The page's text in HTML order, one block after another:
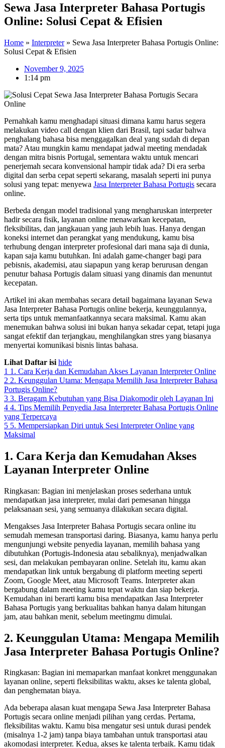
Sewa Jasa Interpreter Bahasa Portugis
Online: Solusi Cepat & Efisien
Home » Interpreter » Sewa Jasa Interpreter Bahasa Portugis Online:
Solusi Cepat & Efisien
November 9, 2025
1:14 pm
Pernahkah kamu menghadapi situasi dimana kamu harus segera
melakukan video call dengan klien dari Brasil, tapi sadar bahwa
penghalang bahasa bisa menggagalkan deal yang sudah di depan
mata? Atau mungkin kamu mendapat jadwal meeting mendadak
dengan mitra bisnis Portugal, sementara waktu untuk mencari
penerjemah secara konvensional hampir tidak ada? Di era serba
digital dan serba cepat seperti sekarang, masalah seperti ini punya
solusi yang tepat: menyewa Jasa Interpreter Bahasa Portugis secara
online.
Berbeda dengan model tradisional yang mengharuskan interpreter
hadir secara fisik, layanan online menawarkan kecepatan,
fleksibilitas, dan jangkauan yang jauh lebih luas. Hanya dengan
koneksi internet dan perangkat yang mendukung, kamu bisa
terhubung dengan interpreter profesional dari mana saja di dunia,
kapan saja kamu butuhkan. Ini adalah game-changer bagi para
pebisnis, akademisi, atau siapapun yang kerap berurusan dengan
penutur bahasa Portugis dalam situasi yang dinamis dan menuntut
kecepatan.
Artikel ini akan membahas secara detail bagaimana layanan Sewa
Jasa Interpreter Bahasa Portugis online bekerja, keunggulannya,
serta tips untuk memanfaatkannya secara maksimal. Kamu akan
menemukan bahwa solusi ini bukan hanya sekadar cepat, tetapi juga
sangat efektif dan terjangkau, menghilangkan stres yang biasanya
menyertai komunikasi bisnis lintas bahasa.
Lihat Daftar isi hide
1 1. Cara Kerja dan Kemudahan Akses Layanan Interpreter Online
2 2. Keunggulan Utama: Mengapa Memilih Jasa Interpreter Bahasa
Portugis Online?
3 3. Beragam Kebutuhan yang Bisa Diakomodir oleh Layanan Ini
4 4. Tips Memilih Penyedia Jasa Interpreter Bahasa Portugis Online
yang Terpercaya
5 5. Mempersiapkan Diri untuk Sesi Interpreter Online yang
Maksimal
1. Cara Kerja dan Kemudahan Akses
Layanan Interpreter Online
Ringkasan: Bagian ini menjelaskan proses sederhana untuk
mendapatkan jasa interpreter, mulai dari pemesanan hingga
pelaksanaan sesi, yang semuanya dilakukan secara digital.
Mengakses Jasa Interpreter Bahasa Portugis secara online itu
semudah memesan transportasi daring. Biasanya, kamu hanya perlu
mengunjungi website penyedia layanan, memilih bahasa yang
dibutuhkan (Portugis-Indonesia atau sebaliknya), menjadwalkan
sesi, dan melakukan pembayaran online. Setelah itu, kamu akan
mendapatkan link untuk bergabung di platform meeting seperti
Zoom, Google Meet, atau Microsoft Teams. Interpreter akan
bergabung dalam meeting kamu tepat waktu dan siap bekerja.
Kemudahan ini berarti kamu bisa mendapatkan Jasa Interpreter
Bahasa Portugis yang berkualitas bahkan hanya dalam hitungan
jam, atau bahkan menit, sebelum meetingmu dimulai.
2. Keunggulan Utama: Mengapa Memilih
Jasa Interpreter Bahasa Portugis Online?
Ringkasan: Bagian ini memaparkan manfaat konkret menggunakan
layanan online, seperti fleksibilitas waktu, akses ke talenta global,
dan penghematan biaya.
Ada beberapa alasan kuat mengapa Sewa Jasa Interpreter Bahasa
Portugis secara online menjadi pilihan yang cerdas. Pertama,
fleksibilitas waktu. Kamu bisa mengatur sesi untuk durasi pendek
(misalnya 1-2 jam) tanpa biaya tambahan untuk transportasi atau
akomodasi interpreter. Kedua, akses ke talenta terbaik. Kamu tidak